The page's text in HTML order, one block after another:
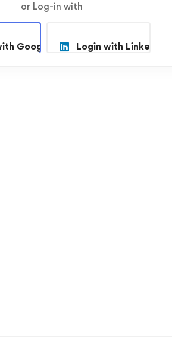
or Log-in with
Google Login with Linkedin